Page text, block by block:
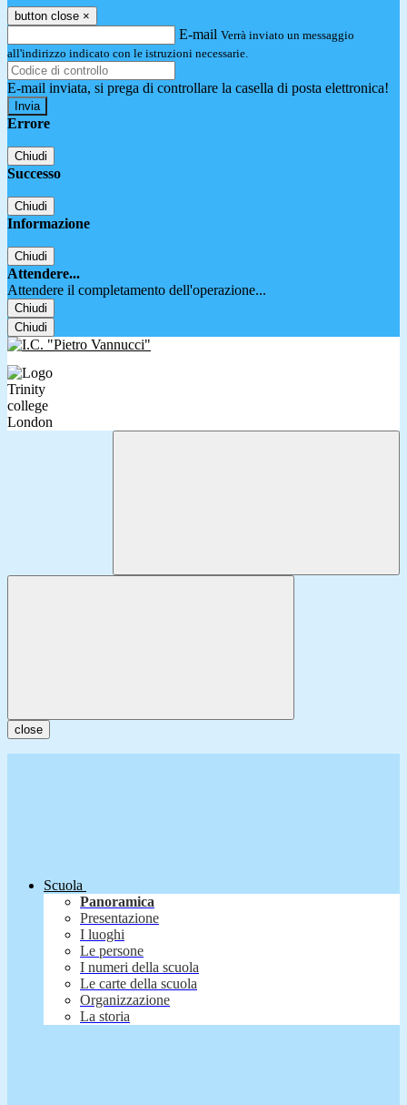
button close ×
E-mail Verrà inviato un messaggio
all'indirizzo indicato con le istruzioni necessarie.
E-mail inviata, si prega di controllare la casella di posta elettronica!
Errore
Chiudi
Successo
Chiudi
Informazione
Chiudi
Attendere...
Attendere il completamento dell'operazione...
Chiudi
Chiudi
close
Scuola
Panoramica
Presentazione
I luoghi
Le persone
I numeri della scuola
Le carte della scuola
Organizzazione
La storia